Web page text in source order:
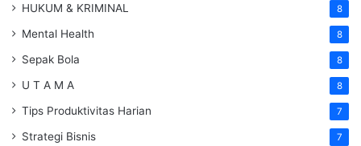
HUKUM & KRIMINAL 8
Mental Health 8
Sepak Bola 8
U T A M A 8
Tips Produktivitas Harian 7
Strategi Bisnis 7